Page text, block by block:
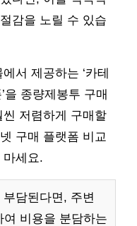
감을 노릴 수 있습
서 제공하는 ‘카테
을 종량제봉투 구매
저렴하게 구매할
구매 플랫폼 비교
세요.
담된다면, 주변
비용을 분담하는